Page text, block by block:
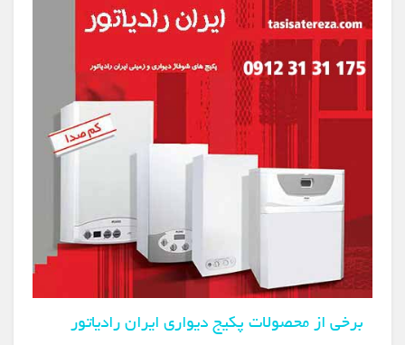
برخی از محصولات پکیج دیواری ایران رادیاتور